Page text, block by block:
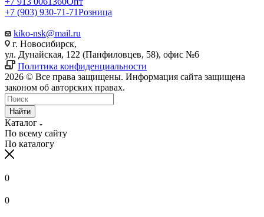
+7 (903) 930-71-71Розница
kiko-nsk@mail.ru
г. Новосибирск,
ул. Дунайская, 122 (Панфиловцев, 58), офис №6
Политика конфиденциальности
2026 © Все права защищены. Информация сайта защищена
законом об авторских правах.
Найти
Каталог
По всему сайту
По каталогу
0
0